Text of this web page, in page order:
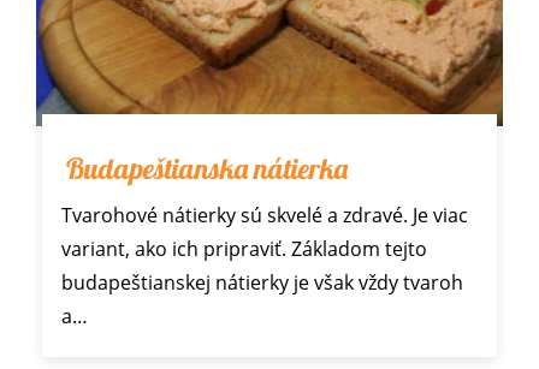
Budapeštianska nátierka
Tvarohové nátierky sú skvelé a zdravé. Je viac
variant, ako ich pripraviť. Základom tejto
budapeštianskej nátierky je však vždy tvaroh
a…